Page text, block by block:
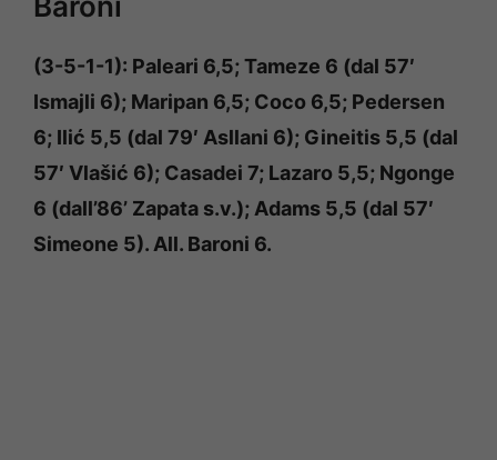
(3-5-1-1): Paleari 6,5; Tameze 6 (dal 57′
Ismajli 6); Maripan 6,5; Coco 6,5; Pedersen
6; Ilić 5,5 (dal 79′ Asllani 6); Gineitis 5,5 (dal
57′ Vlašić 6); Casadei 7; Lazaro 5,5; Ngonge
6 (dall’86’ Zapata s.v.); Adams 5,5 (dal 57′
Simeone 5). All. Baroni 6.